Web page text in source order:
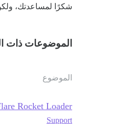
شكرًا لمساعدتك،
الموضوعات ذات
الموضوع
Rocket Loader
Support